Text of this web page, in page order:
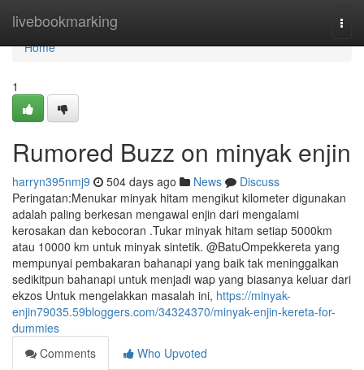
livebookmarking
Home
Home
1
Rumored Buzz on minyak enjin
harryn395nmj9 504 days ago News
Discuss
Peringatan:Menukar minyak hitam mengikut kilometer digunakan
adalah paling berkesan mengawal enjin dari mengalami
kerosakan dan kebocoran .Tukar minyak hitam setiap 5000km
atau 10000 km untuk minyak sintetik. @BatuOmpekkereta yang
mempunyai pembakaran bahanapi yang baik tak meninggalkan
sedikitpun bahanapi untuk menjadi wap yang biasanya keluar dari
ekzos Untuk mengelakkan masalah ini, https://minyak-
enjin79035.59bloggers.com/34324370/minyak-enjin-kereta-for-
dummies
Comments
Who Upvoted